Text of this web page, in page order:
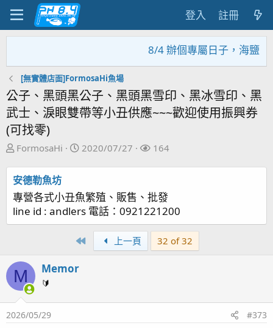
登入 註冊
8/4 辦個專屬日子，海鹽回
[無實體店面]FormosaHi魚場
公子、黑頭黑公子、黑頭黑雪印、黑冰雪印、黑
武士、淚眼雙帶等小丑供應~~~歡迎使用振興券
(可找零)
主
發
起
人
FormosaHi
開
2020/07/27
關
164
安德勒魚坊
專營各式小丑魚繁殖、販售、批發
line id : andlers 電話：0921221200
First 上一頁 32 of 32
M Memor
🔰
2026/05/29 #373